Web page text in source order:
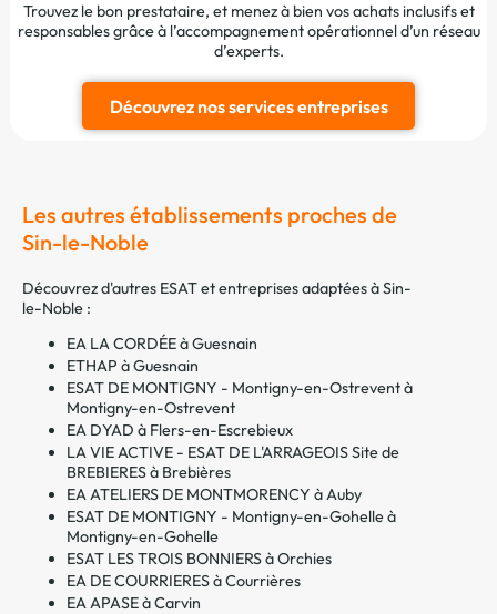
Trouvez le bon prestataire, et menez à bien vos achats inclusifs et
responsables grâce à l’accompagnement opérationnel d’un réseau
d’experts.
Découvrez nos services entreprises
Les autres établissements proches de
Sin-le-Noble
Découvrez d'autres ESAT et entreprises adaptées à Sin-
le-Noble :
EA LA CORDÉE à Guesnain
ETHAP à Guesnain
ESAT DE MONTIGNY - Montigny-en-Ostrevent à
Montigny-en-Ostrevent
EA DYAD à Flers-en-Escrebieux
LA VIE ACTIVE - ESAT DE L'ARRAGEOIS Site de
BREBIERES à Brebières
EA ATELIERS DE MONTMORENCY à Auby
ESAT DE MONTIGNY - Montigny-en-Gohelle à
Montigny-en-Gohelle
ESAT LES TROIS BONNIERS à Orchies
EA DE COURRIERES à Courrières
EA APASE à Carvin